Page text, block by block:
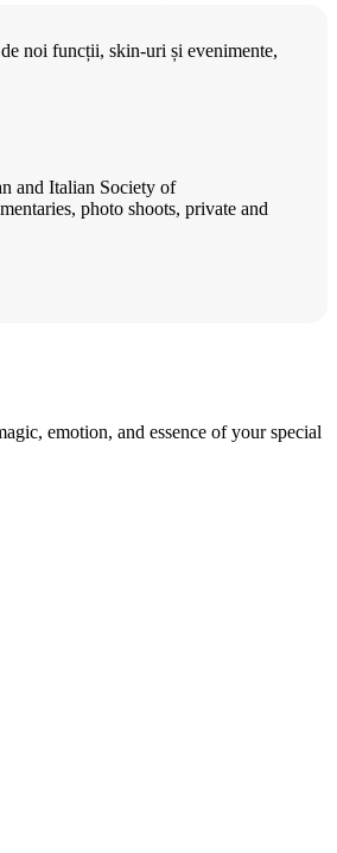
noi funcții, skin-uri și evenimente,
and Italian Society of
photo shoots, private and
emotion, and essence of your special